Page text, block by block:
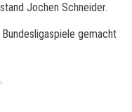
Jochen Schneider.
gemacht